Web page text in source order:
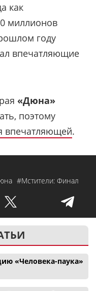
как
миллионов
году
впечатляющие
«Дюна»
поэтому
впечатляющей.
#Мстители: Финал
«Человека-паука»